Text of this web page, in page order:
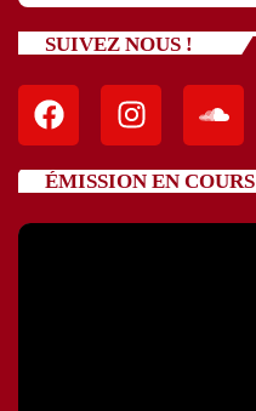
SUIVEZ NOUS !
ÉMISSION EN COURS